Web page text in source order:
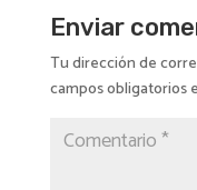
Enviar
Tu dirección de
campos obligatorios